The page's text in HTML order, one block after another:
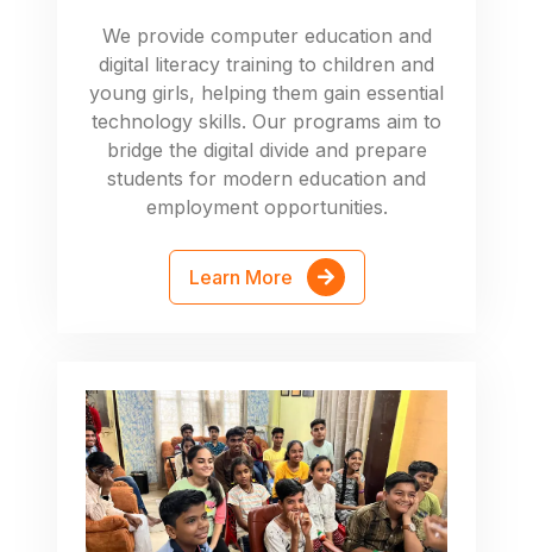
We provide computer education and
digital literacy training to children and
young girls, helping them gain essential
technology skills. Our programs aim to
bridge the digital divide and prepare
students for modern education and
employment opportunities.
Learn More